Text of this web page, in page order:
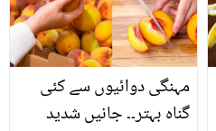
حقیقت کیا ہے اور افواہ
کیا؟
مہنگی دوائیوں سے کئی
گناہ بہتر۔۔ جانیں شدید